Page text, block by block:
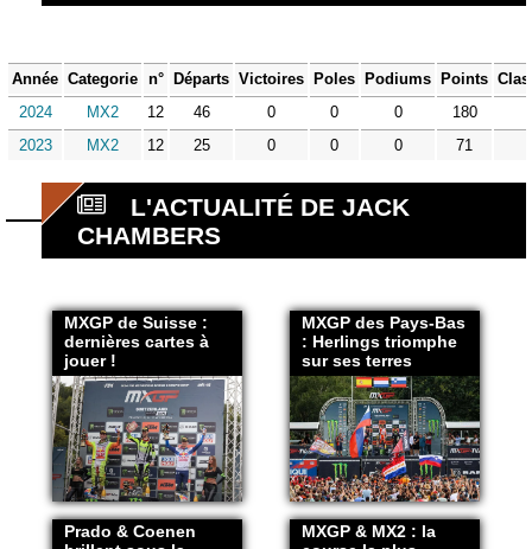
Année Categorie n° Départs Victoires Poles Podiums Points
2024
MX2 12 46 0 0 0
180
2023
MX2 12 25 0 0 0 71
L'ACTUALITÉ DE JACK
CHAMBERS
MXGP de Suisse :
dernières cartes à
jouer !
MXGP des Pays-Bas
: Herlings triomphe
sur ses terres
Prado & Coenen
MXGP & MX2 : la